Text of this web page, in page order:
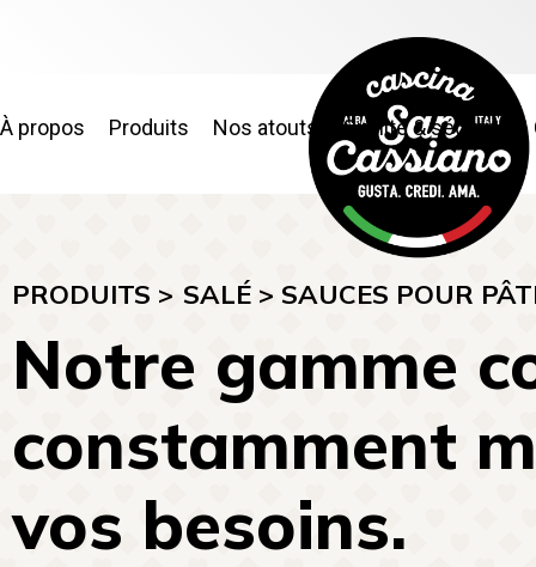
À propos Produits Nos atouts Qualité & sécurité
PRODUITS > SALÉ > SAUCES POUR
Notre gamme
constamment
vos besoins.